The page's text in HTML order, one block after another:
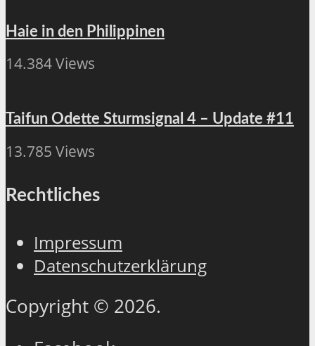
Haie in den Philippinen
14.384 Views
Taifun Odette Sturmsignal 4 – Update #11
13.785 Views
Rechtliches
Impressum
Datenschutzerklärung
Copyright © 2026.